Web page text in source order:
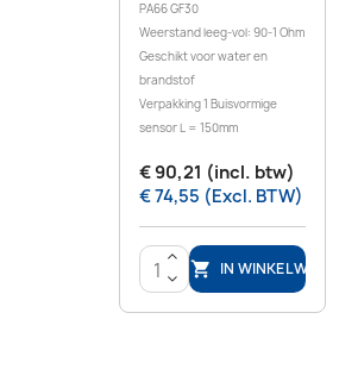
PA66 GF30
Weerstand leeg-vol: 90-1 Ohm
Geschikt voor water en
brandstof
Verpakking 1 Buisvormige
sensor L = 150mm
€ 90,21 (incl. btw)
€ 74,55 (Excl. BTW)
>
<
 IN WINKELWAGEN